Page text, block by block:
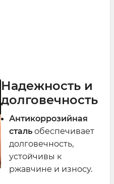
Надежность и
долговечность
Антикоррозийная
сталь обеспечивает
долговечность,
устойчивы к
ржавчине и износу.